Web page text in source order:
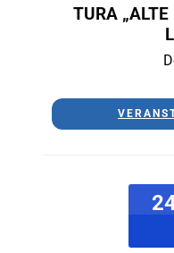
TURA „ALTE